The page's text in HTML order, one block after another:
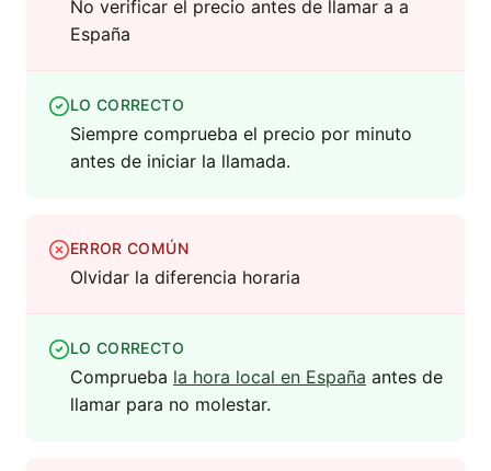
No verificar el precio antes de llamar a a
España
LO CORRECTO
Siempre comprueba el precio por minuto
antes de iniciar la llamada.
ERROR COMÚN
Olvidar la diferencia horaria
LO CORRECTO
Comprueba la hora local en España antes de
llamar para no molestar.